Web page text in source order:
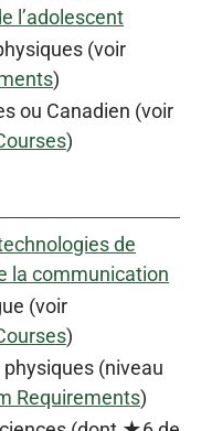
l’adolescent
(voir
)
ou Canadien (voir
)
de
la communication
(voir
)
(niveau
Requirements)